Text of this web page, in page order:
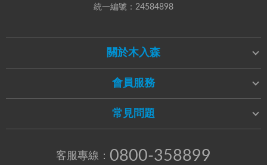
統一編號：24584898
關於木入森
會員服務
常見問題
客服專線： 0800-358899